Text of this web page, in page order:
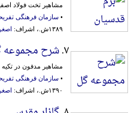
مشاهیر تخت فولاد
• سازمان فرهنگی‌
۱۳۸۹ش.، اشراف:
۷. شرح مجموعه
مشاهیر مدفون در تکیه
• سازمان فرهنگی‌
۱۳۹۰ش.، اشراف: